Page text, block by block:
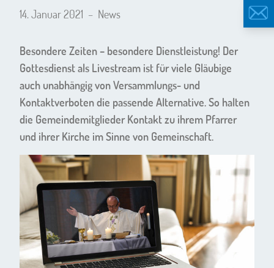
14. Januar 2021 – News
Besondere Zeiten – besondere Dienstleistung! Der
Gottesdienst als Livestream ist für viele Gläubige
auch unabhängig von Versammlungs- und
Kontaktverboten die passende Alternative. So halten
die Gemeindemitglieder Kontakt zu ihrem Pfarrer
und ihrer Kirche im Sinne von Gemeinschaft.